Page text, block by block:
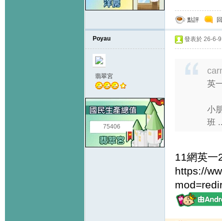
點評
Poyau
翡翠宮
75406
發表於 26-6-
英
小
班
11網英一
https://